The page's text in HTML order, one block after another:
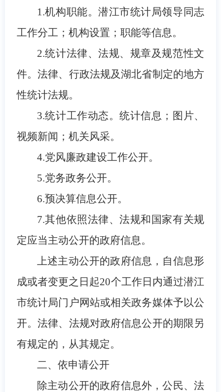
1.机构职能。潜江市统计局领导同志
工作分工；机构设置；职能等信息。
2.统计法律、法规、规章及规范性文
件。法律、行政法规及湖北省制定的地方
性统计法规。
3.统计工作动态。统计信息；图片、
视频新闻；机关风采。
4.党风廉政建设工作公开。
5.党务政务公开。
6.预决算信息公开。
7.其他依照法律、法规和国家有关规
定应当主动公开的政府信息。
上述主动公开的政府信息，自信息形
成或者变更之日起20个工作日内通过潜江
市统计局门户网站或相关政务媒体予以公
开。法律、法规对政府信息公开的期限另
有规定的，从其规定。
二、依申请公开
除主动公开的政府信息外，公民、法